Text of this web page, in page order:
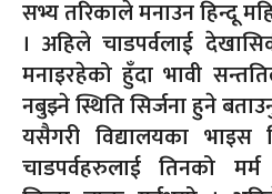
सभ्य तरिकाले मनाउन हिन्दू
। अहिले चाडपर्वलाई
मनाइरहेको हुँदा भावी
नबुझ्ने स्थिति सिर्जना हुने
यसैगरी विद्यालयका भाइस
चाडपर्वहरुलाई तिनको